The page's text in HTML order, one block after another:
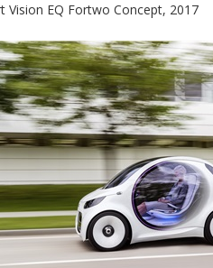
Vision EQ Fortwo Concept, 2017